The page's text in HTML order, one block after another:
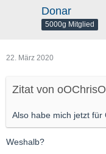
Donar
5000g Mitglied
22. März 2020
Zitat von
Also habe mich jetzt für
Weshalb?